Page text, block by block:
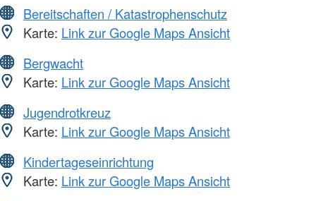
Bereitschaften / Katastrophenschutz
Karte: Link zur Google Maps Ansicht
Bergwacht
Karte: Link zur Google Maps Ansicht
Jugendrotkreuz
Karte: Link zur Google Maps Ansicht
Kindertageseinrichtung
Karte: Link zur Google Maps Ansicht